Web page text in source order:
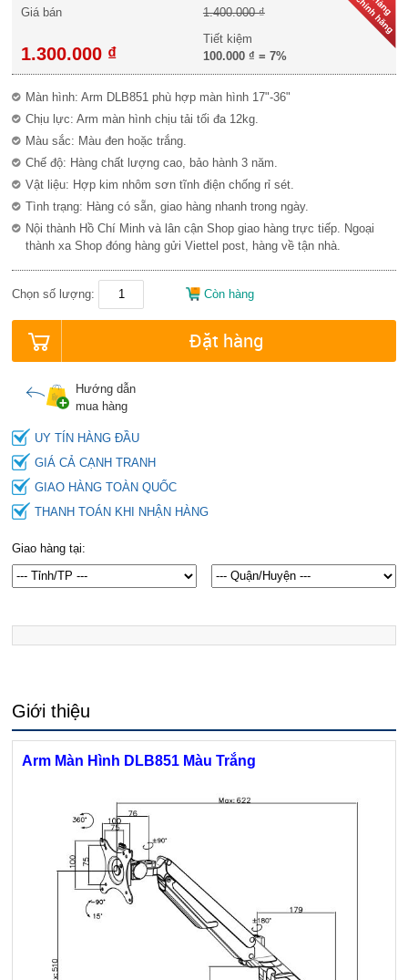
Giá bán
1.300.000 ₫
1.400.000 ₫
Tiết kiệm
100.000 ₫ = 7%
Màn hình: Arm DLB851 phù hợp màn hình 17"-36"
Chịu lực: Arm màn hình chịu tải tối đa 12kg.
Màu sắc: Màu đen hoặc trắng.
Chế độ: Hàng chất lượng cao, bảo hành 3 năm.
Vật liệu: Hợp kim nhôm sơn tĩnh điện chống rỉ sét.
Tình trạng: Hàng có sẵn, giao hàng nhanh trong ngày.
Nội thành Hồ Chí Minh và lân cận Shop giao hàng trực tiếp. Ngoại
thành xa Shop đóng hàng gửi Viettel post, hàng về tận nhà.
Chọn số lượng: Còn hàng
Đặt hàng
Hướng dẫn
mua hàng
UY TÍN HÀNG ĐẦU
GIÁ CẢ CẠNH TRANH
GIAO HÀNG TOÀN QUỐC
THANH TOÁN KHI NHẬN HÀNG
Giao hàng tại:
Giới thiệu
Arm Màn Hình DLB851 Màu Trắng